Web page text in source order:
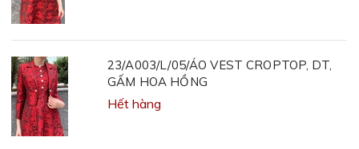
23/A003/L/05/ÁO VEST CROPTOP, DT,
GẤM HOA HỒNG
Hết hàng